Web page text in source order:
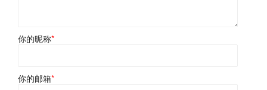
你的昵称*
你的邮箱*